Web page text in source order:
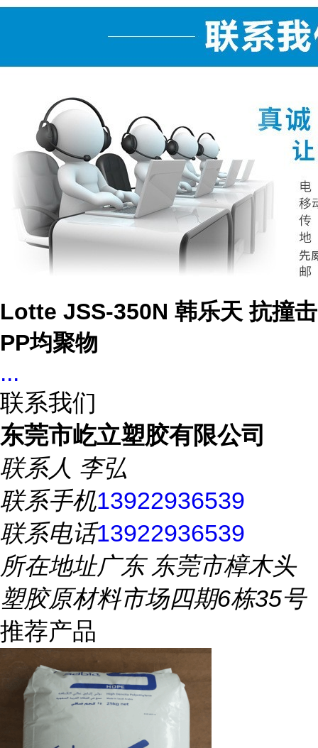
Lotte JSS-350N 韩乐天 抗撞击
PP均聚物
...
联系我们
东莞市屹立塑胶有限公司
联系人 李弘
联系手机13922936539
联系电话13922936539
所在地址广东 东莞市樟木头
塑胶原材料市场四期6栋35号
推荐产品